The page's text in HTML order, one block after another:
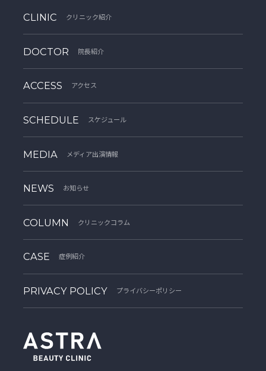
CLINIC クリニック紹介
DOCTOR 院長紹介
ACCESS アクセス
SCHEDULE スケジュール
MEDIA メディア出演情報
NEWS お知らせ
COLUMN クリニックコラム
CASE 症例紹介
PRIVACY POLICY プライバシーポリシー